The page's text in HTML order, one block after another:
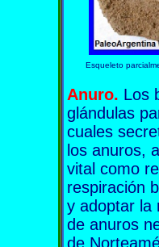
Esqueleto
Anuro. Los
glándulas
cuales
los anuros,
vital como
respiración
y adoptar la
de anuros
de